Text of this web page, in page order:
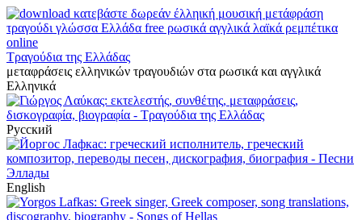
Τραγούδια της Ελλάδας
μεταφράσεις ελληνικών τραγουδιών στα ρωσικά και αγγλικά
Ελληνικά
Русский
English